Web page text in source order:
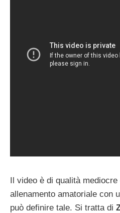
Il video è di qualità mediocre
allenamento amatoriale con
può definire tale. Si tratta di